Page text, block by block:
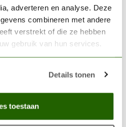
adverteren en analyse. Deze
combineren met andere
verstrekt of die ze hebben
gebruik van hun services.
Details tonen
toestaan
- 17ml - 71136
€3,20